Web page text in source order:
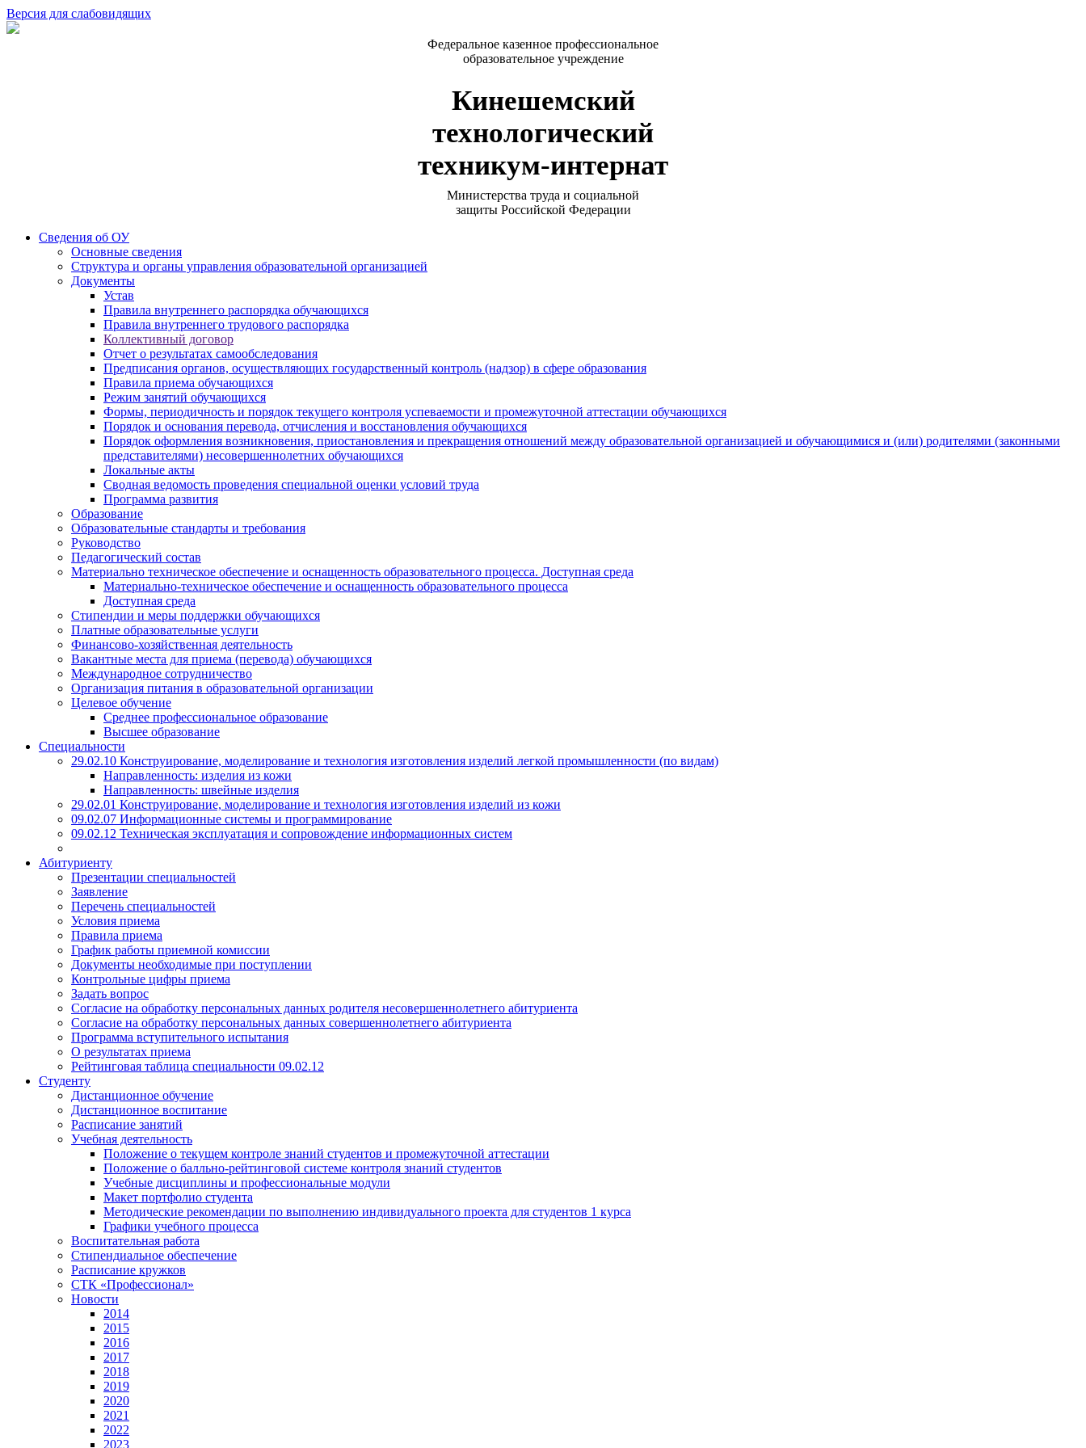
Версия для слабовидящих
Федеральное казенное профессиональное
образовательное учреждение
Кинешемский
технологический
техникум-интернат
Министерства труда и социальной
защиты Российской Федерации
Сведения об ОУ
Основные сведения
Структура и органы управления образовательной организацией
Документы
Устав
Правила внутреннего распорядка обучающихся
Правила внутреннего трудового распорядка
Коллективный договор
Отчет о результатах самообследования
Предписания органов, осуществляющих государственный контроль (надзор) в сфере образования
Правила приема обучающихся
Режим занятий обучающихся
Формы, периодичность и порядок текущего контроля успеваемости и промежуточной аттестации обучающихся
Порядок и основания перевода, отчисления и восстановления обучающихся
Порядок оформления возникновения, приостановления и прекращения отношений между образовательной организацией и обучающимися и (или) родителями (законными
представителями) несовершеннолетних обучающихся
Локальные акты
Сводная ведомость проведения специальной оценки условий труда
Программа развития
Образование
Образовательные стандарты и требования
Руководство
Педагогический состав
Материально техническое обеспечение и оснащенность образовательного процесса. Доступная среда
Материально-техническое обеспечение и оснащенность образовательного процесса
Доступная среда
Стипендии и меры поддержки обучающихся
Платные образовательные услуги
Финансово-хозяйственная деятельность
Вакантные места для приема (перевода) обучающихся
Международное сотрудничество
Организация питания в образовательной организации
Целевое обучение
Среднее профессиональное образование
Высшее образование
Специальности
29.02.10 Конструирование, моделирование и технология изготовления изделий легкой промышленности (по видам)
Направленность: изделия из кожи
Направленность: швейные изделия
29.02.01 Конструирование, моделирование и технология изготовления изделий из кожи
09.02.07 Информационные системы и программирование
09.02.12 Техническая эксплуатация и сопровождение информационных систем
Абитуриенту
Презентации специальностей
Заявление
Перечень специальностей
Условия приема
Правила приема
График работы приемной комиссии
Документы необходимые при поступлении
Контрольные цифры приема
Задать вопрос
Согласие на обработку персональных данных родителя несовершеннолетнего абитуриента
Согласие на обработку персональных данных совершеннолетнего абитуриента
Программа вступительного испытания
О результатах приема
Рейтинговая таблица специальности 09.02.12
Студенту
Дистанционное обучение
Дистанционное воспитание
Расписание занятий
Учебная деятельность
Положение о текущем контроле знаний студентов и промежуточной аттестации
Положение о балльно-рейтинговой системе контроля знаний студентов
Учебные дисциплины и профессиональные модули
Макет портфолио студента
Методические рекомендации по выполнению индивидуального проекта для студентов 1 курса
Графики учебного процесса
Воспитательная работа
Стипендиальное обеспечение
Расписание кружков
СТК «Профессионал»
Новости
2014
2015
2016
2017
2018
2019
2020
2021
2022
2023